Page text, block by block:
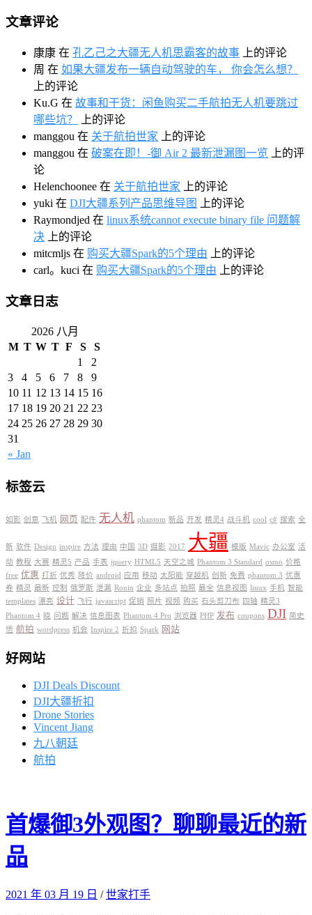
文章评论
康康 在 孔乙己之大疆无人机思霸客的故事 上的评论
周 在 如果大疆发布一辆自动驾驶的车， 你会怎么想？
上的评论
Ku.G 在 故事和干货：闲鱼购买二手航拍无人机要跳过
哪些坑？
上的评论
manggou 在 关于航拍世家 上的评论
manggou 在 破案在即！-御 Air 2 最新泄漏图一览 上的评
论
Helenchoonee 在 关于航拍世家 上的评论
yuki 在 DJI大疆系列产品思维导图
上的评论
Raymondjed 在 linux系统cannot execute binary file 问题解
决 上的评论
mitcmljs 在 购买大疆Spark的5个理由 上的评论
carl。kuci 在 购买大疆Spark的5个理由 上的评论
文章日志
2026 八月
M T W T F S S
« Jan
1
2
3
4 5 6 7 8
9
10 11 12 13 14 15 16
17 18 19 20 21 22 23
24 25 26 27 28 29 30
31
标签云
如影 创意 飞机 网页 配件 无人机 phantom 新品 开发 精灵4 战斗机 cool c# 搜索 全
新 软件 Design inspire 方法 理由 中国 3D 摄影 2017 大疆 模版 Mavic 办公室 活
动 教程 大赛 精灵5 产品 手表 jquery HTML5 天空之城 Phantom 3 Standard osmo 价格
free 优惠 打折 优秀 降价 android 应用 移动 太阳能 穿越机 创新 免费 phantom 3 优惠
券 精灵 最新 控制 俄罗斯 泄漏 Ronin 企业 多站点 拍照 最全 信息视图 linux 手机 智能
templates 漂亮 设计 飞行 javascript 促销 照片 视频 购买 石头剪刀布 四轴 精灵3
Phantom 4 晓 问题 解决 信息图表 Phantom 4 Pro 浏览器 PHP 发布 coupons DJI 简史
悟 航拍 wordpress 机会 Inspire 2 折扣 Spark 网站
好网站
DJI Deals Discount
DJI大疆折扣
Drone Stories
Vincent Jiang
九八朝廷
航拍
首爆御3外观图？聊聊最近的新
品
2021 年 03 月 19 日 /世家打手